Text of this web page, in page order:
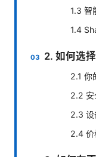
1.3 智
1.4
2. 如何选
2.1 你
2.2 安
2.3 设
2.4 价